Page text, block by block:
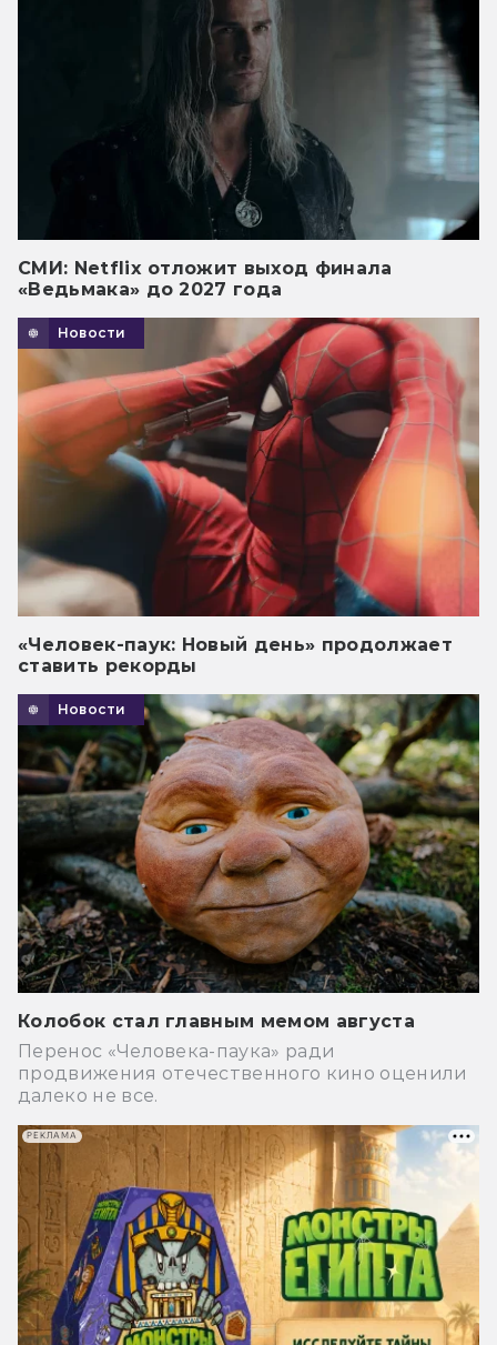
СМИ: Netflix отложит выход финала
«Ведьмака» до 2027 года
Новости
«Человек-паук: Новый день» продолжает
ставить рекорды
Новости
Колобок стал главным мемом августа
Перенос «Человека-паука» ради
продвижения отечественного кино оценили
далеко не все.
РЕКЛАМА